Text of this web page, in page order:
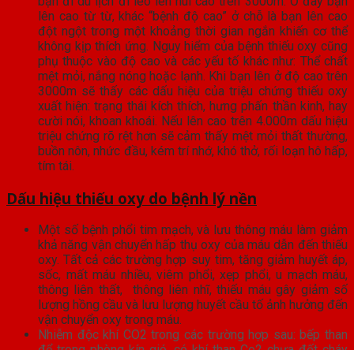
lên cao từ từ, khác “bệnh độ cao” ở chỗ là bạn lên cao
đột ngột trong một khoảng thời gian ngắn khiến cơ thể
không kịp thích ứng. Nguy hiểm của bệnh thiếu oxy cũng
phụ thuộc vào độ cao và các yếu tố khác như: Thể chất
mệt mỏi, nắng nóng hoặc lạnh. Khi bạn lên ở độ cao trên
3000m sẽ thấy các dấu hiệu của triệu chứng thiếu oxy
xuất hiện: trạng thái kích thích, hưng phấn thần kinh, hay
cười nói, khoan khoái. Nếu lên cao trên 4.000m dấu hiệu
triệu chứng rõ rệt hơn sẽ cảm thấy mệt mỏi thất thường,
buồn nôn, nhức đầu, kém trí nhớ, khó thở, rối loạn hô hấp,
tím tái.
Dấu hiệu thiếu oxy do bệnh lý nền
Một số bệnh phổi tim mạch, và lưu thông máu làm giảm
khả năng vận chuyển hấp thụ oxy của máu dẫn đến thiếu
oxy. Tất cả các trường hợp suy tim, tăng giảm huyết áp,
sốc, mất máu nhiều, viêm phổi, xẹp phổi, u mạch máu,
thông liên thất,
thông liên nhĩ, thiếu máu gây giảm số
lượng hồng cầu và lưu lượng huyết cầu tố ảnh hưởng đến
vận chuyển oxy trong máu.
Nhiễm độc khí CO2 trong các trường hợp sau: bếp than